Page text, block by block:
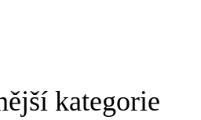
kategorie